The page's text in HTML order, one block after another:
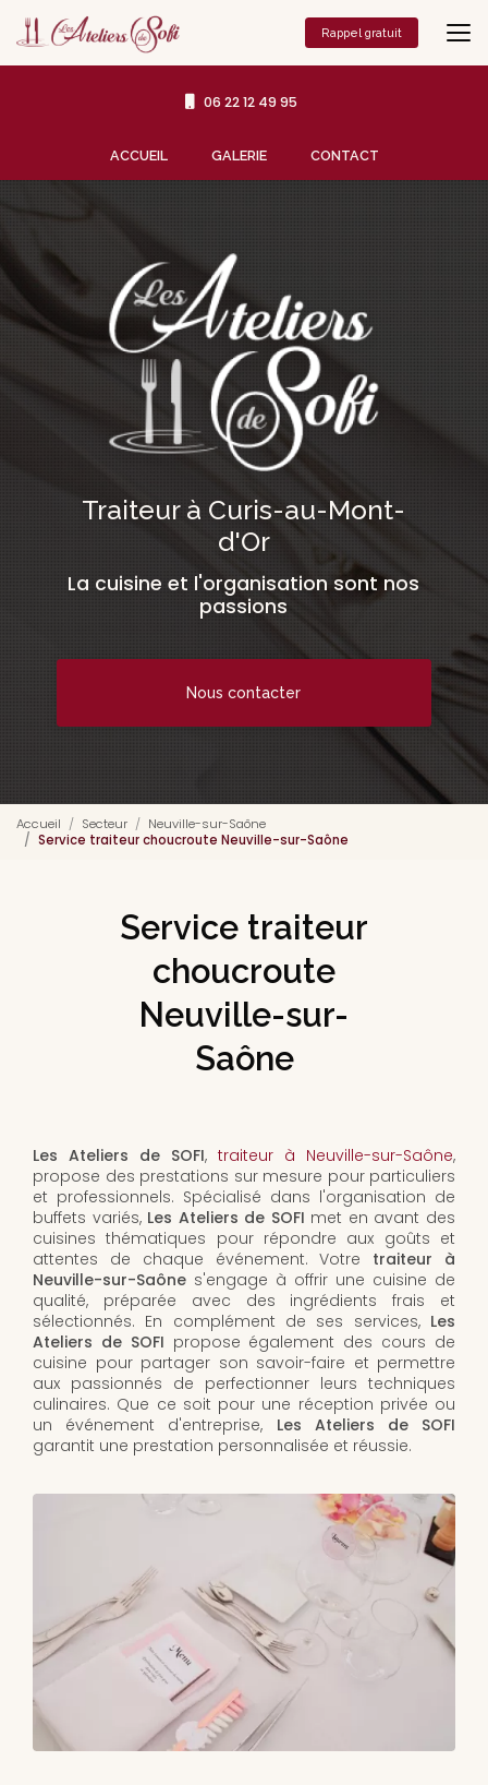
contenu
principal
06 22 12 49 95
ACCUEIL GALERIE CONTACT
Rappel gratuit
Traiteur à Curis-au-Mont-
d'Or
La cuisine et l'organisation sont nos
passions
Nous contacter
Accueil Secteur
Neuville-sur-Saône
Service traiteur choucroute Neuville-sur-Saône
Service traiteur
choucroute
Neuville-sur-
Saône
Les Ateliers de SOFI, traiteur à Neuville-sur-Saône,
propose des prestations sur mesure pour particuliers
et professionnels. Spécialisé dans l'organisation de
buffets variés, Les Ateliers de SOFI met en avant des
cuisines thématiques pour répondre aux goûts et
attentes de chaque événement. Votre traiteur à
Neuville-sur-Saône s'engage à offrir une cuisine de
qualité, préparée avec des ingrédients frais et
sélectionnés. En complément de ses services, Les
Ateliers de SOFI propose également des cours de
cuisine pour partager son savoir-faire et permettre
aux passionnés de perfectionner leurs techniques
culinaires. Que ce soit pour une réception privée ou
un événement d'entreprise, Les Ateliers de SOFI
garantit une prestation personnalisée et réussie.